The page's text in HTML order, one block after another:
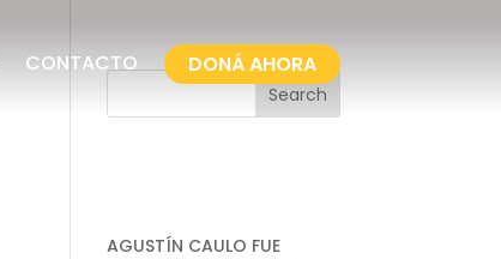
CONTACTO DONÁ AHORA
Search
AGUSTÍN CAULO FUE